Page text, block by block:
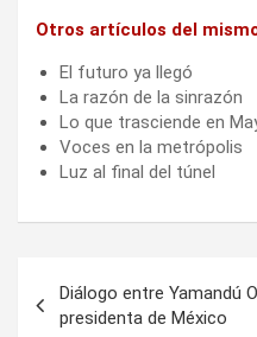
Otros artículos del
El futuro ya llegó
La razón de la sinrazón
Lo que trasciende en
Voces en la metrópolis
Luz al final del túnel
de
Diálogo entre Yamandú
presidenta de México